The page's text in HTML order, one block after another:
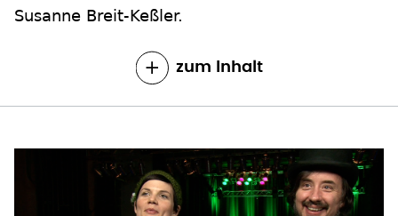
Susanne Breit-Keßler.
zum Inhalt